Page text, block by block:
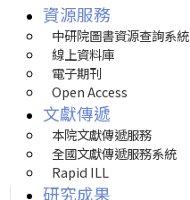
資源服務
中研院圖書資源查詢系統
線上資料庫
電子期刊
Open Access
文獻傳遞
本院文獻傳遞服務
全國文獻傳遞服務系統
Rapid ILL
研究成果